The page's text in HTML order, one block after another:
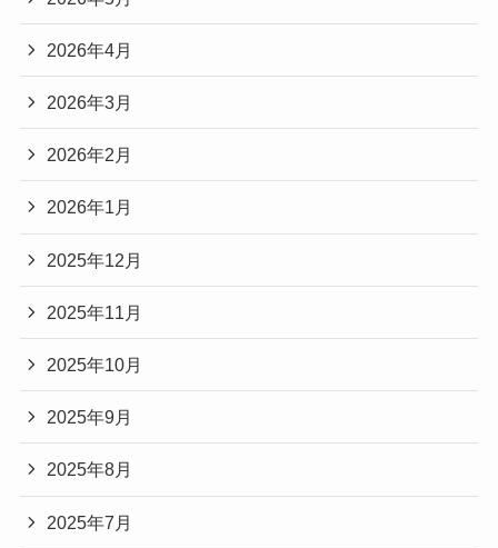
2026年4月
2026年3月
2026年2月
2026年1月
2025年12月
2025年11月
2025年10月
2025年9月
2025年8月
2025年7月